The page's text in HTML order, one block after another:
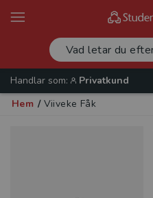
Handlar som:
Privatkund
Hem / Viiveke Fåk